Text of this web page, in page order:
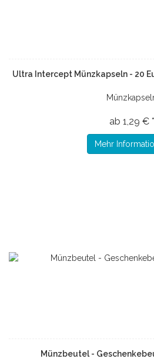
Ultra Intercept Münzkapseln - 20
ab 1,29 € *
Mehr
Münzbeutel -